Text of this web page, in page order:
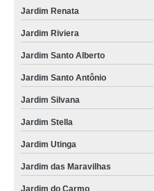
Jardim Renata
Jardim Riviera
Jardim Santo Alberto
Jardim Santo Antônio
Jardim Silvana
Jardim Stella
Jardim Utinga
Jardim das Maravilhas
Jardim do Carmo